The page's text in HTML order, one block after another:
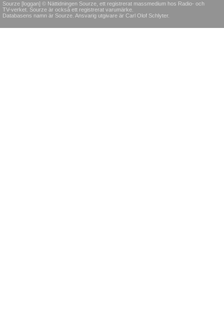
Sourze [loggan] © Nättidningen Sourze, ett registrerat massmedium hos Radio- och
TV-verket. Sourze är också ett registrerat varumärke.
Databasens namn är Sourze. Ansvarig utgivare är Carl Olof Schlyter.